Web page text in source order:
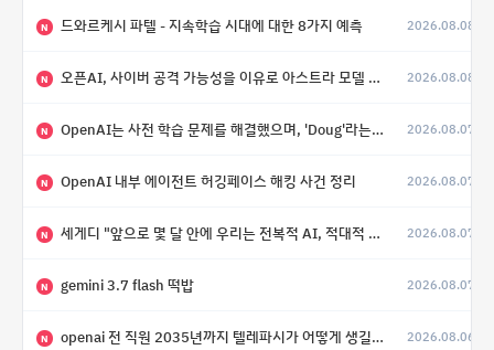
N 드와르케시 파텔 - 지속학습 시대에 대한 8가지 예측 2026.08.08
N 오픈AI, 사이버 공격 가능성을 이유로 아스트라 모델 출시 연기 2026.08.08
N OpenAI는 사전 학습 문제를 해결했으며, 'Doug'라는 코드명을 가진 훨씬 더 큰 모델을 활발히 개발 중 2026.08.07
N OpenAI 내부 에이전트 허깅페이스 해킹 사건 정리 2026.08.07
N 세게디 "앞으로 몇 달 안에 우리는 전복적 AI, 적대적 AI 둘 다 보게 될 것" 2026.08.07
N gemini 3.7 flash 떡밥 2026.08.07
N openai 전 직원 2035년까지 텔레파시가 어떻게 생길 수 있는지 2026.08.06